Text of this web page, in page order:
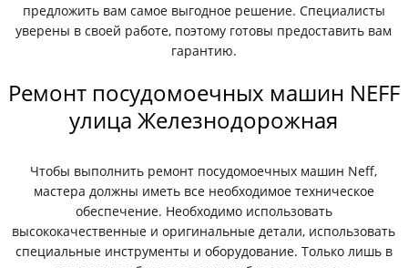
предложить вам самое выгодное решение. Специалисты
уверены в своей работе, поэтому готовы предоставить вам
гарантию.
Ремонт посудомоечных машин NEFF
улица Железнодорожная
Чтобы выполнить ремонт посудомоечных машин Neff,
мастера должны иметь все необходимое техническое
обеспечение. Необходимо использовать
высококачественные и оригинальные детали, использовать
специальные инструменты и оборудование. Только лишь в